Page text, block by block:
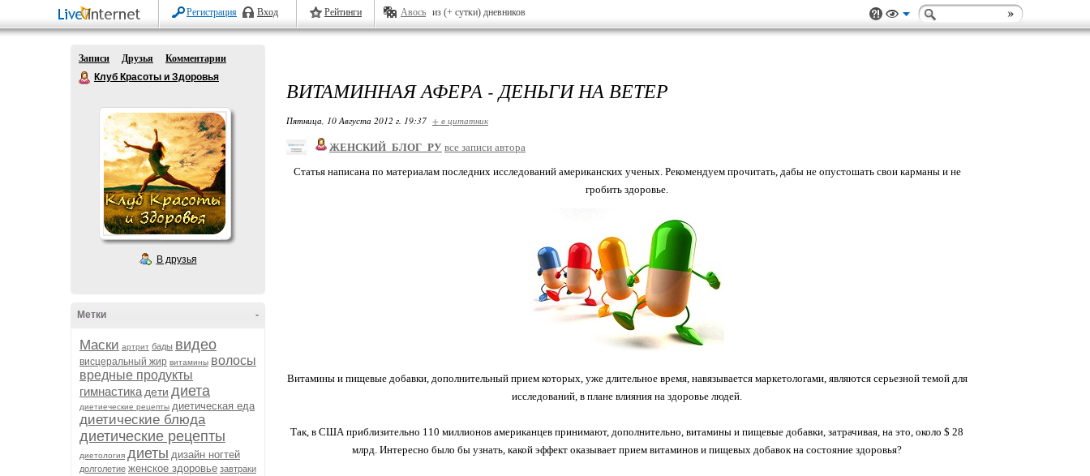
Регистрация Вход Рейтинги Авось из (+ сутки) дневников
Записи Друзья
Комментарии
Клуб Красоты и Здоровья
В друзья
-
Метки
Маски артрит бады видео
висцеральный жир витамины волосы
вредные продукты
гимнастика дети диета
диетиеческие рецепты диетическая еда
диетические блюда
диетические рецепты
диетология диеты дизайн ногтей
долголетие женское здоровье завтраки
ВИТАМИННАЯ АФЕРА - ДЕНЬГИ НА ВЕТЕР
Пятница, 10 Августа 2012 г. 19:37 + в цитатник
ЖЕНСКИЙ_БЛОГ_РУ все записи автора
Статья написана по материалам последних исследований американских ученых. Рекомендуем прочитать, дабы не опустошать свои карманы и не
гробить здоровье.
Витамины и пищевые добавки, дополнительный прием которых, уже длительное время, навязывается маркетологами, являются серьезной темой для
исследований, в плане влияния на здоровье людей.
Так, в США приблизительно 110 миллионов американцев принимают, дополнительно, витамины и пищевые добавки, затрачивая, на это, около $ 28
млрд. Интересно было бы узнать, какой эффект оказывает прием витаминов и пищевых добавок на состояние здоровья?